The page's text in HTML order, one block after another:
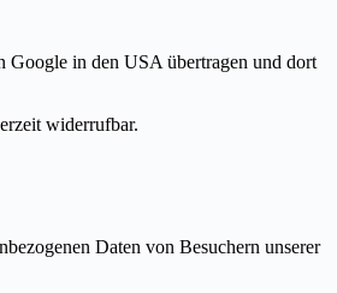
Google in den USA übertragen und dort
widerrufbar.
Daten von Besuchern unserer